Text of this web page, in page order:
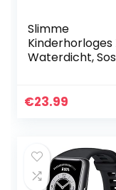
Slimme
Kinderhorloges
Waterdicht,
Slimme Anti-
€23.99